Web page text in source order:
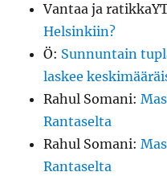
Vantaa ja
Helsinkiin?
Ö: Sunnuntain
laskee
Rahul Somani:
Rantaselta
Rahul Somani:
Rantaselta